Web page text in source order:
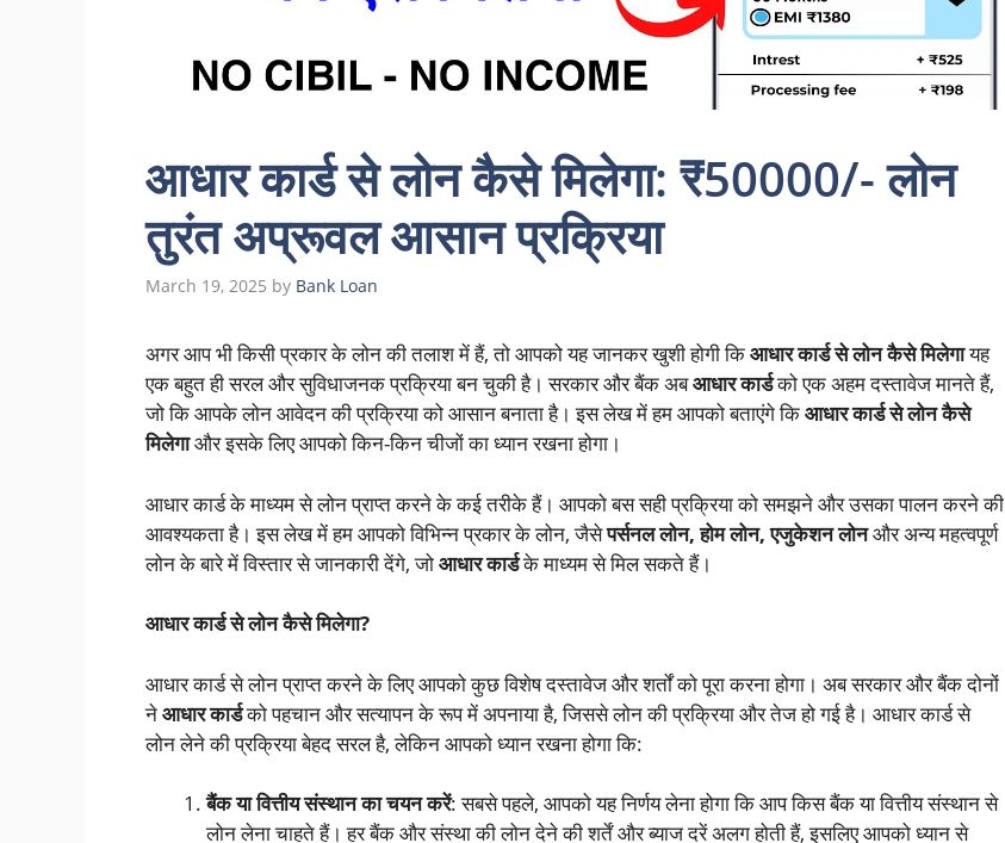
आधार कार्ड से लोन कैसे मिलेगा: ₹50000/- लोन
तुरंत अप्रूवल आसान प्रक्रिया
March 19, 2025 by Bank Loan
अगर आप भी किसी प्रकार के लोन की तलाश में हैं, तो आपको यह जानकर खुशी होगी किआधार कार्ड से लोन कैसे मिलेगायह
एक बहुत ही सरल और सुविधाजनक प्रक्रिया बन चुकी है। सरकार और बैंक अबआधार कार्डको एक अहम दस्तावेज मानते हैं,
जो कि आपके लोन आवेदन की प्रक्रिया को आसान बनाता है। इस लेख में हम आपको बताएंगे किआधार कार्ड से लोन कैसे
मिलेगाऔर इसके लिए आपको किन-किन चीजों का ध्यान रखना होगा।
आधार कार्ड के माध्यम से लोन प्राप्त करने के कई तरीके हैं। आपको बस सही प्रक्रिया को समझने और उसका पालन करने की
आवश्यकता है। इस लेख में हम आपको विभिन्न प्रकार के लोन, जैसेपर्सनल लोन, होम लोन, एजुकेशन लोनऔर अन्य महत्वपूर्ण
लोन के बारे में विस्तार से जानकारी देंगे, जोआधार कार्डके माध्यम से मिल सकते हैं।
आधार कार्ड से लोन कैसे मिलेगा?
आधार कार्ड से लोन प्राप्त करने के लिए आपको कुछ विशेष दस्तावेज और शर्तों को पूरा करना होगा। अब सरकार और बैंक दोनों
नेआधार कार्डको पहचान और सत्यापन के रूप में अपनाया है, जिससे लोन की प्रक्रिया और तेज हो गई है। आधार कार्ड से
लोन लेने की प्रक्रिया बेहद सरल है, लेकिन आपको ध्यान रखना होगा कि:
बैंक या वित्तीय संस्थान का चयन करें: सबसे पहले, आपको यह निर्णय लेना होगा कि आप किस बैंक या वित्तीय संस्थान से
लोन लेना चाहते हैं। हर बैंक और संस्था की लोन देने की शर्तें और ब्याज दरें अलग होती हैं, इसलिए आपको ध्यान से